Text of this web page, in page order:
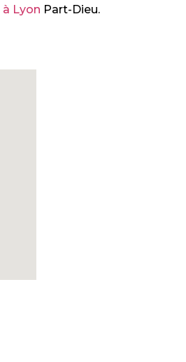
à Lyon Part-Dieu.